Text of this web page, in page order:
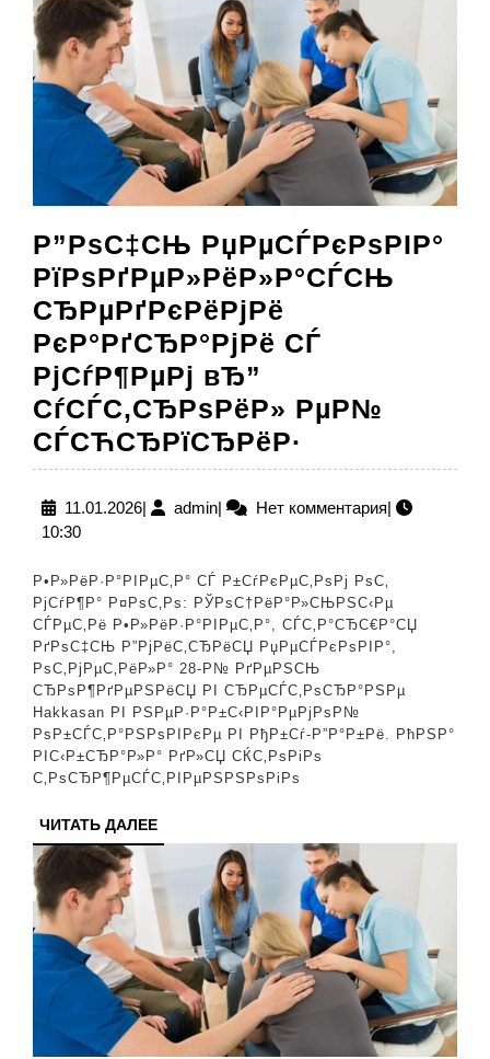
Р”РѕС‡СЊ РџРµСЃРєРѕРІР°
РїРѕРґРµР»РёР»Р°СЃСЊ
СЂРµРґРєРёРјРё
РєР°РґСЂР°РјРё СЃ
РјСѓР¶РµРј вЂ”
СѓСЃС‚СЂРѕРёР» РµР№
СЃСЋСЂРїСЂРёР·
СЃ
РјСѓР¶РµРј
вЂ”
РµР№
11.01.202611.01.2026
| adminadmin
| Нет комментария|
10:30
Р•Р»РёР·Р°РІРµС‚Р° СЃ Р±СѓРєРµС‚РѕРј РѕС‚
РјСѓР¶Р° Р¤РѕС‚Рѕ: РЎРѕС†РёР°Р»СЊРЅС‹Рµ
СЃРµС‚Рё Р•Р»РёР·Р°РІРµС‚Р°, СЃС‚Р°СЂС€Р°СЏ
РґРѕС‡СЊ Р”РјРёС‚СЂРёСЏ РџРµСЃРєРѕРІР°,
РѕС‚РјРµС‚РёР»Р° 28-Р№ РґРµРЅСЊ
СЂРѕР¶РґРµРЅРёСЏ РІ СЂРµСЃС‚РѕСЂР°РЅРµ
Hakkasan РІ РЅРµР·Р°Р±С‹РІР°РµРјРѕР№
РѕР±СЃС‚Р°РЅРѕРІРєРµ РІ РђР±Сѓ-Р”Р°Р±Рё. РћРЅР°
РІС‹Р±СЂР°Р»Р° РґР»СЏ СЌС‚РѕРіРѕ
С‚РѕСЂР¶РµСЃС‚РІРµРЅРЅРѕРіРѕ
ЧИТАТЬ ДАЛЕЕЧИТАТЬ
ДАЛЕЕ